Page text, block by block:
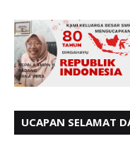
UCAPAN SELAMAT